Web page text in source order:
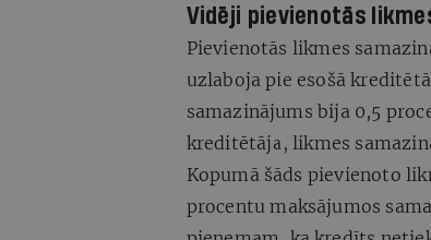
Vidēji pievienotās
Pievienotās likmes
uzlaboja pie esošā
samazinājums bija 0,5
kreditētāja, likmes
Kopumā šāds pievienoto
procentu maksājumos